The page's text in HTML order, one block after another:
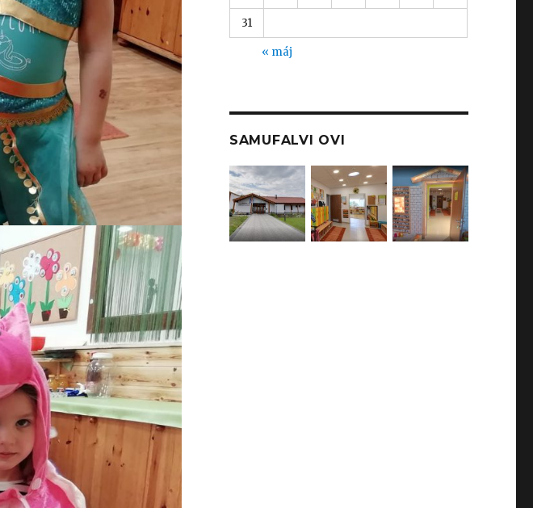
31
« máj
SAMUFALVI OVI